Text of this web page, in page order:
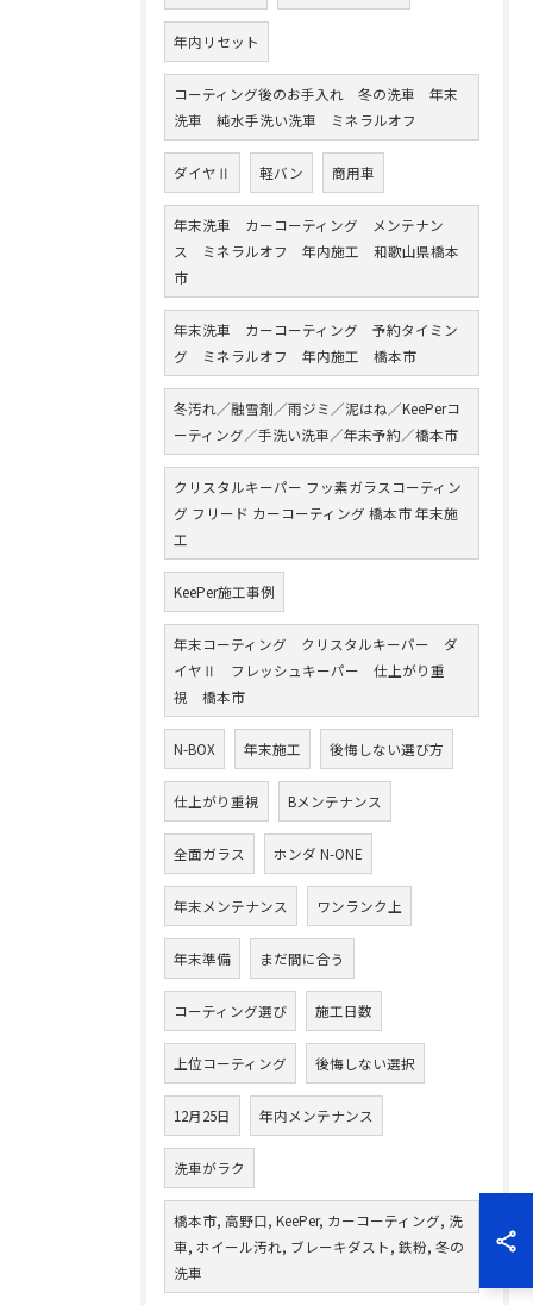
年内リセット
コーティング後のお手入れ 冬の洗車 年末
洗車 純水手洗い洗車 ミネラルオフ
ダイヤⅡ 軽バン 商用車
年末洗車 カーコーティング メンテナン
ス ミネラルオフ 年内施工 和歌山県橋本
市
年末洗車 カーコーティング 予約タイミン
グ ミネラルオフ 年内施工 橋本市
冬汚れ／融雪剤／雨ジミ／泥はね／KeePerコ
ーティング／手洗い洗車／年末予約／橋本市
クリスタルキーパー フッ素ガラスコーティン
グ フリード カーコーティング 橋本市 年末施
工
KeePer施工事例
年末コーティング クリスタルキーパー ダ
イヤⅡ フレッシュキーパー 仕上がり重
視 橋本市
N-BOX 年末施工 後悔しない選び方
仕上がり重視 Bメンテナンス
全面ガラス ホンダ N-ONE
年末メンテナンス ワンランク上
年末準備 まだ間に合う
コーティング選び 施工日数
上位コーティング 後悔しない選択
12月25日 年内メンテナンス
洗車がラク
橋本市, 高野口, KeePer, カーコーティング, 洗
車, ホイール汚れ, ブレーキダスト, 鉄粉, 冬の
洗車